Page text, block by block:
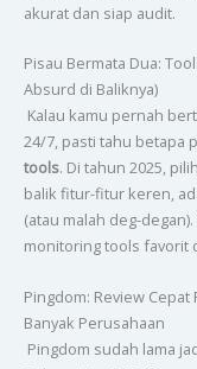
akurat dan siap audit.
Pisau Bermata Dua:
Absurd di Baliknya)
Kalau kamu pernah
24/7, pasti tahu betapa
tools. Di tahun 2025,
balik fitur-fitur keren,
(atau malah deg-
monitoring tools favorit
Pingdom: Review Cepat
Banyak Perusahaan
Pingdom sudah lama